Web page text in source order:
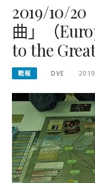
2019/10/
曲」（
to the
戰報 DVE